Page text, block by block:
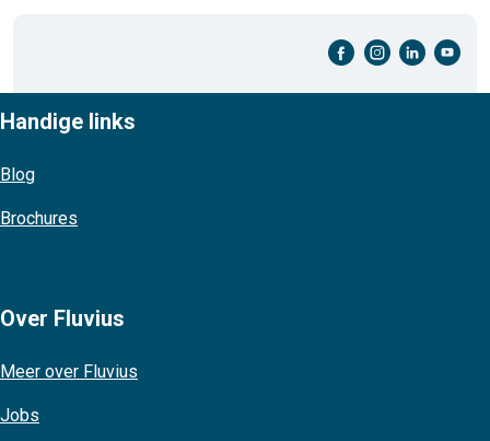
facebook-cirkel instagram-cirkel linkedin-cirkel youtube-cirkel
Handige links
Blog
Brochures
Over Fluvius
Meer over Fluvius
Jobs